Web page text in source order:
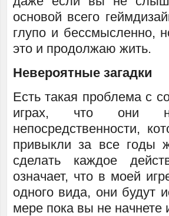
основой всего
глупо и бессмысленно,
это и продолжаю жить.
Невероятные загадки
Есть такая проблема с
играх, что они
непосредственности,
привыкли за все годы
сделать каждое
означает, что в моей
одного вида, они будут
мере пока вы не начнете